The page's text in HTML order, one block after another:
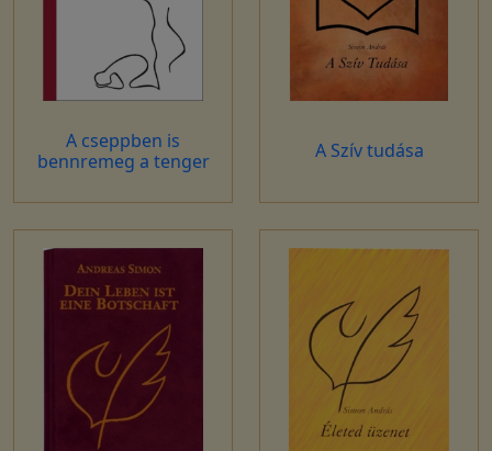
A cseppben is
bennremeg a tenger
A Szív tudása